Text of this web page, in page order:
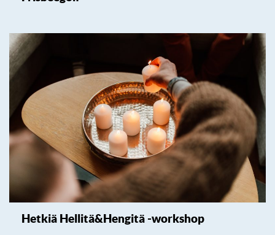
Hetkiä Hellitä&Hengitä -workshop